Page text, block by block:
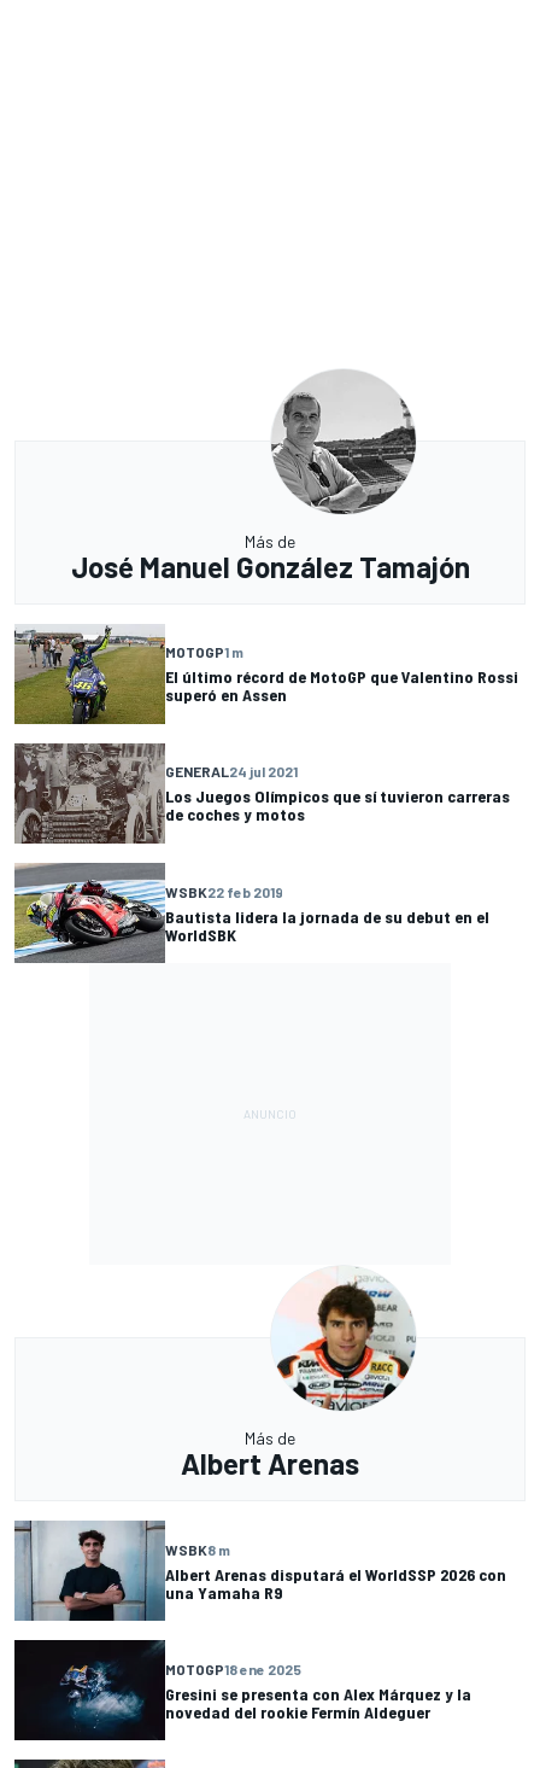
Más de
José Manuel González Tamajón
MOTOGP1 m
El último récord de MotoGP que Valentino Rossi
superó en Assen
GENERAL24 jul 2021
Los Juegos Olímpicos que sí tuvieron carreras
de coches y motos
WSBK22 feb 2019
Bautista lidera la jornada de su debut en el
WorldSBK
Más de
Albert Arenas
WSBK8 m
Albert Arenas disputará el WorldSSP 2026 con
una Yamaha R9
MOTOGP18 ene 2025
Gresini se presenta con Alex Márquez y la
novedad del rookie Fermín Aldeguer